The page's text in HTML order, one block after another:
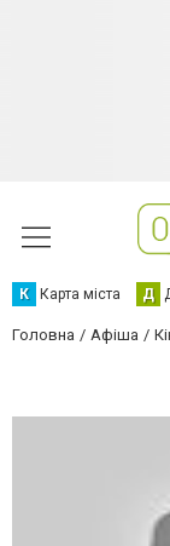
К Карта міста Д
Головна Афіша